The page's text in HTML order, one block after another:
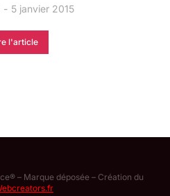
5 janvier 2015
l'article
– Marque déposée – Création du